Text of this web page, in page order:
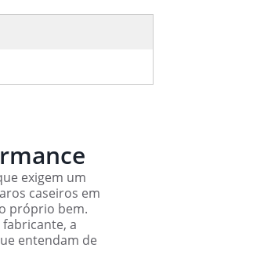
exigem um
caseiros em
próprio bem.
a
entendam de